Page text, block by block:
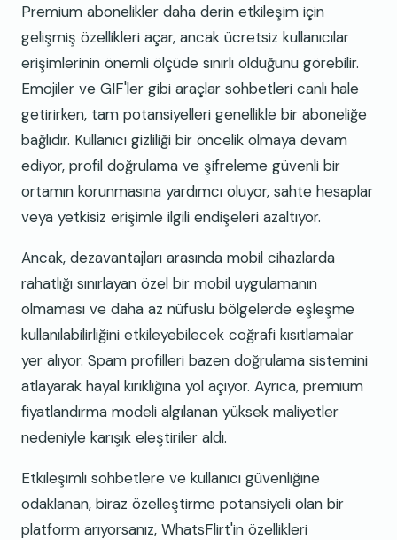
Premium abonelikler daha derin etkileşim için
gelişmiş özellikleri açar, ancak ücretsiz kullanıcılar
erişimlerinin önemli ölçüde sınırlı olduğunu görebilir.
Emojiler ve GIF'ler gibi araçlar sohbetleri canlı hale
getirirken, tam potansiyelleri genellikle bir aboneliğe
bağlıdır. Kullanıcı gizliliği bir öncelik olmaya devam
ediyor, profil doğrulama ve şifreleme güvenli bir
ortamın korunmasına yardımcı oluyor, sahte hesaplar
veya yetkisiz erişimle ilgili endişeleri azaltıyor.
Ancak, dezavantajları arasında mobil cihazlarda
rahatlığı sınırlayan özel bir mobil uygulamanın
olmaması ve daha az nüfuslu bölgelerde eşleşme
kullanılabilirliğini etkileyebilecek coğrafi kısıtlamalar
yer alıyor. Spam profilleri bazen doğrulama sistemini
atlayarak hayal kırıklığına yol açıyor. Ayrıca, premium
fiyatlandırma modeli algılanan yüksek maliyetler
nedeniyle karışık eleştiriler aldı.
Etkileşimli sohbetlere ve kullanıcı güvenliğine
odaklanan, biraz özelleştirme potansiyeli olan bir
platform arıyorsanız, WhatsFlirt'in özellikleri